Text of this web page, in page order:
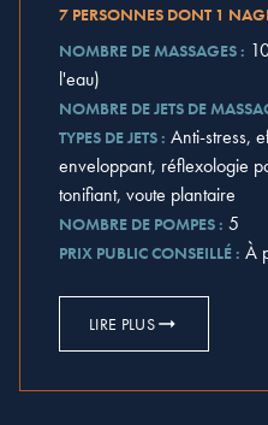
7 PERSONNES DONT 1
NOMBRE DE MASSAGES :
l'eau)
NOMBRE DE JETS DE
TYPES DE JETS : Anti-stress,
enveloppant, réflexologie
tonifiant, voute plantaire
NOMBRE DE POMPES : 5
PRIX PUBLIC CONSEILLÉ : À
LIRE PLUS